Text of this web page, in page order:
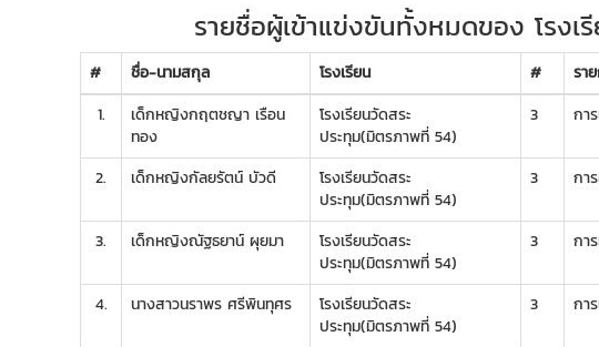
รายชื่อผู้เข้าแข่งขันทั้งหมดของ โรง
# ชื่อ-นามสกุล โรงเรียน # รา
1.
เด็กหญิงกฤตชญา เรือน
ทอง
โรงเรียนวัดสระ
ประทุม(มิตรภาพที่ 54)
3 กา
2.
เด็กหญิงกัลยรัตน์ บัวดี
โรงเรียนวัดสระ
ประทุม(มิตรภาพที่ 54)
3 กา
3.
เด็กหญิงณัฐธยาน์ ผุยมา
โรงเรียนวัดสระ
ประทุม(มิตรภาพที่ 54)
3 กา
4.
นางสาวนราพร ศรีพินทุศร
โรงเรียนวัดสระ
ประทุม(มิตรภาพที่ 54)
3 กา